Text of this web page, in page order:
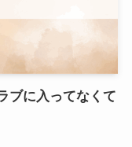
ブに入ってなくて